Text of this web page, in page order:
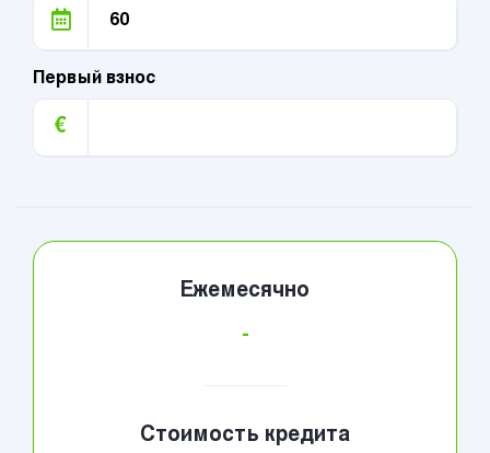
Первый взнос
€
Ежемесячно
-
Стоимость кредита